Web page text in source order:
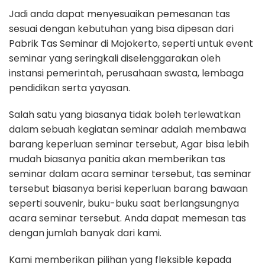
Jadi anda dapat menyesuaikan pemesanan tas
sesuai dengan kebutuhan yang bisa dipesan dari
Pabrik Tas Seminar di Mojokerto, seperti untuk event
seminar yang seringkali diselenggarakan oleh
instansi pemerintah, perusahaan swasta, lembaga
pendidikan serta yayasan.
Salah satu yang biasanya tidak boleh terlewatkan
dalam sebuah kegiatan seminar adalah membawa
barang keperluan seminar tersebut, Agar bisa lebih
mudah biasanya panitia akan memberikan tas
seminar dalam acara seminar tersebut, tas seminar
tersebut biasanya berisi keperluan barang bawaan
seperti souvenir, buku-buku saat berlangsungnya
acara seminar tersebut. Anda dapat memesan tas
dengan jumlah banyak dari kami.
Kami memberikan pilihan yang fleksible kepada